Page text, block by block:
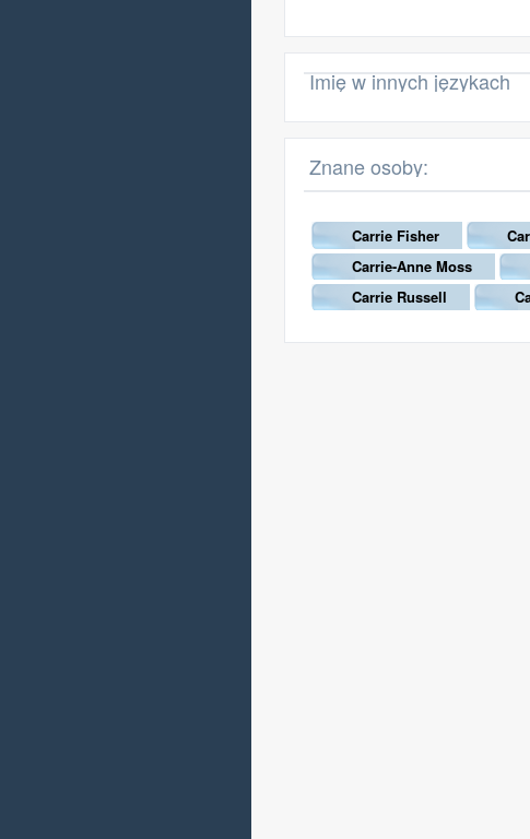
Imię w innych językach
Znane osoby:
Carrie Fisher
Carrie-Anne Moss
Carrie Russell